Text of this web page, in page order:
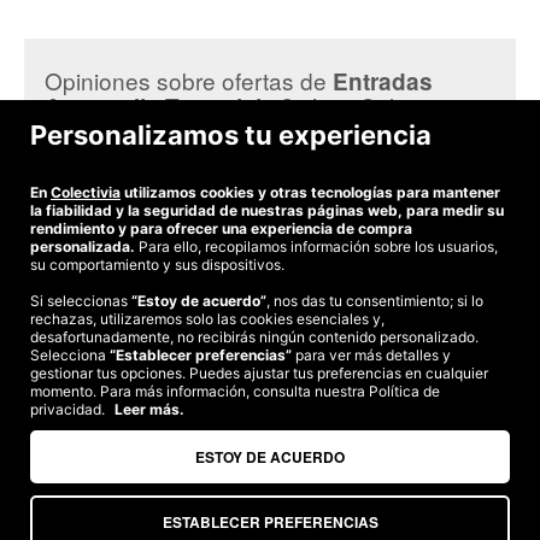
individuales tanto para adultos como para niños.
Además, trabajamos constantemente para ofrecerte las mejores
promociones y garantizarte una experiencia de compra rápida, fácil y
diversión enAquopolis Torreviejagracias a las ofertas de
Colectivia!
Opiniones sobre ofertas de Entradas
Aquopolis Torrevieja 2x1en Colectivia:
Genial para ir con niños y muy buen precio
©2026 Colectivia
Términos y condiciones|Política de privacidad|Política de cookies
Estudio turismo de verano 2020
Somos agencia de viajes. CIE: 2313
Personalizamos tu experiencia
En Colectivia utilizamos cookies y otras tecnologías para mantener
la fiabilidad y la seguridad de nuestras páginas web, para medir su
rendimiento y para ofrecer una experiencia de compra
personalizada. Para ello, recopilamos información sobre los usuarios,
su comportamiento y sus dispositivos.
Si seleccionas “Estoy de acuerdo”, nos das tu consentimiento; si lo
rechazas, utilizaremos solo las cookies esenciales y,
desafortunadamente, no recibirás ningún contenido personalizado.
Selecciona “Establecer preferencias” para ver más detalles y
gestionar tus opciones. Puedes ajustar tus preferencias en cualquier
momento. Para más información, consulta nuestra Política de
privacidad. Leer más.
ESTABLECER PREFERENCIAS
ESTOY DE ACUERDO